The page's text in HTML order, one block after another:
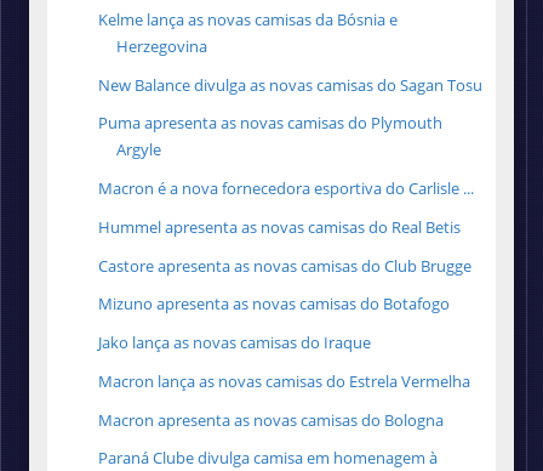
Kelme lança as novas camisas da Bósnia e
Herzegovina
New Balance divulga as novas camisas do Sagan Tosu
Puma apresenta as novas camisas do Plymouth
Argyle
Macron é a nova fornecedora esportiva do Carlisle ...
Hummel apresenta as novas camisas do Real Betis
Castore apresenta as novas camisas do Club Brugge
Mizuno apresenta as novas camisas do Botafogo
Jako lança as novas camisas do Iraque
Macron lança as novas camisas do Estrela Vermelha
Macron apresenta as novas camisas do Bologna
Paraná Clube divulga camisa em homenagem à